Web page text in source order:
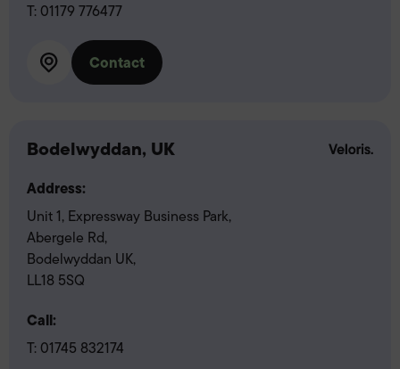
T: 01179 776477
Contact
Bodelwyddan, UK
Address:
Unit 1, Expressway Business Park,
Abergele Rd,
Bodelwyddan UK,
LL18 5SQ
Call:
T: 01745 832174